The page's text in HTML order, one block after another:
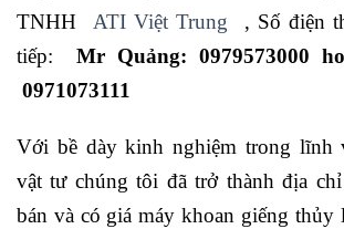
TNHH ATI Việt Trung , Số điện
tiếp: Mr Quảng: 0979573000
0971073111
Với bề dày kinh nghiệm trong lĩnh
vật tư chúng tôi đã trở thành địa
bán và có giá máy khoan giếng thủy